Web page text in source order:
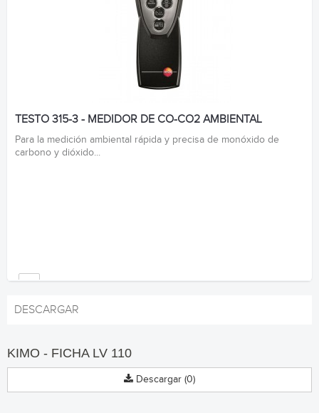
TESTO 315-3 - MEDIDOR DE CO-CO2 AMBIENTAL
Para la medición ambiental rápida y precisa de monóxido de
carbono y dióxido...
DESCARGAR
KIMO - FICHA LV 110
Descargar (0)